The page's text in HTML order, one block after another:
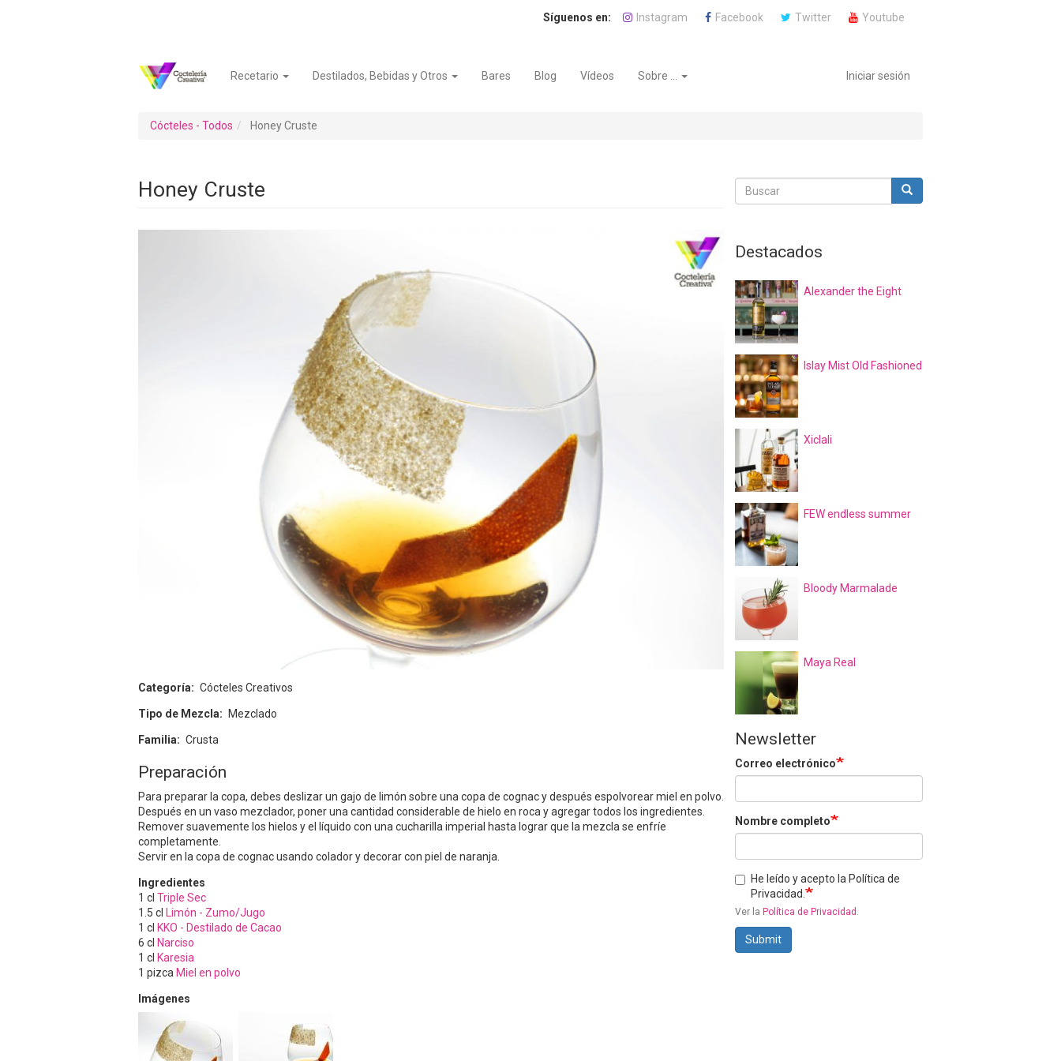
Instagram Facebook Twitter Youtube
NavegaciónRecetario Destilados, Bebidas y Otros Bares Blog Vídeos Sobre ...
Menú
cuenta
de
Iniciar sesión
Cócteles - Todos Honey Cruste
Honey Cruste
Categoría Cócteles Creativos
Tipo de Mezcla Mezclado
Familia Crusta
Preparación
Para preparar la copa, debes deslizar un gajo de limón sobre una copa de cognac y después espolvorear miel en polvo.
Después en un vaso mezclador, poner una cantidad considerable de hielo en roca y agregar todos los ingredientes.
Remover suavemente los hielos y el líquido con una cucharilla imperial hasta lograr que la mezcla se enfríe
completamente.
Servir en la copa de cognac usando colador y decorar con piel de naranja.
Ingredientes
1 cl Triple Sec
1.5 cl
Limón - Zumo/Jugo
1 cl KKO - Destilado de Cacao
6 cl Narciso
1 cl Karesia
1 pizca Miel en polvo
Imágenes
Buscar
Buscar Buscar
Destacados
Alexander the Eight
Islay Mist Old Fashioned
Xiclali
FEW endless summer
Bloody Marmalade
Maya Real
Newsletter
Correo electrónico
Nombre completo
He leído y acepto la Política de
Privacidad.
Ver la Política de Privacidad .
Submit